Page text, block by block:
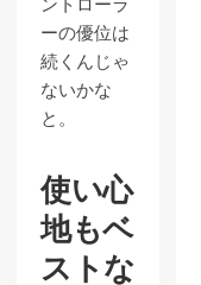
ーの優位は
続くんじゃ
ないかな
と。
使い心
地もベ
ストな